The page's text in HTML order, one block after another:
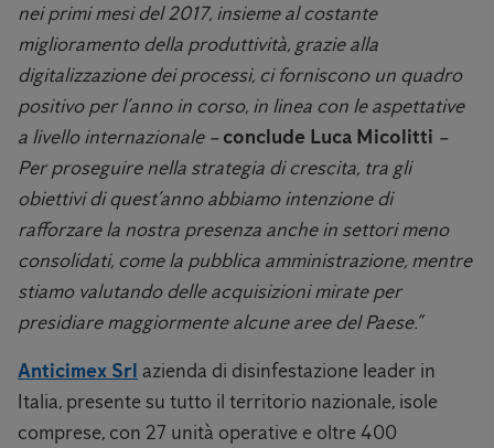
nei primi mesi del 2017, insieme al costante
miglioramento della produttività, grazie alla
digitalizzazione dei processi, ci forniscono un quadro
positivo per l’anno in corso, in linea con le aspettative
a livello internazionale – conclude Luca Micolitti –
Per proseguire nella strategia di crescita, tra gli
obiettivi di quest’anno abbiamo intenzione di
rafforzare la nostra presenza anche in settori meno
consolidati, come la pubblica amministrazione, mentre
stiamo valutando delle acquisizioni mirate per
presidiare maggiormente alcune aree del Paese.”
Anticimex Srl azienda di disinfestazione leader in
Italia, presente su tutto il territorio nazionale, isole
comprese, con 27 unità operative e oltre 400